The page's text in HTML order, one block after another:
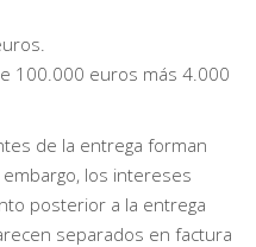
100.000 euros más 4.000
de la entrega forman
los intereses
posterior a la entrega
separados en factura